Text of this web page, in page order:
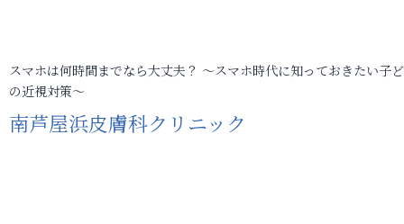
スマホは何時間までなら大丈夫？ ～スマホ時代に知っておきたい子
の近視対策～
南芦屋浜皮膚科クリニック